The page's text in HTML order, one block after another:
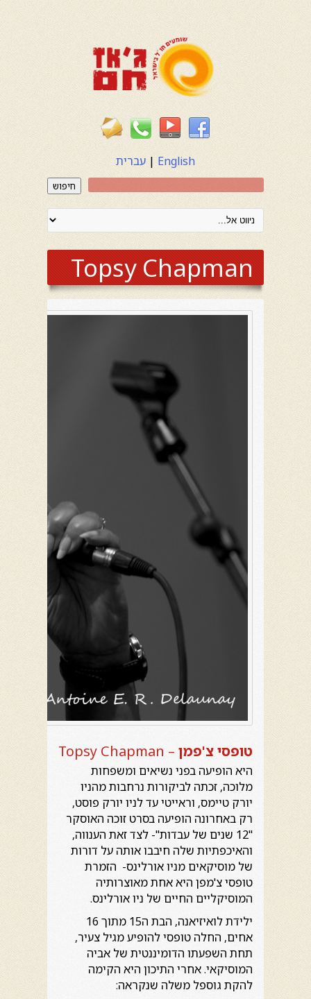
English
| עברית
חיפוש
Topsy Chapman
Topsy Chapman – טופסי צ'פמן
היא הופיעה בפני נשיאים ומשפחות
מלוכה, זכתה לביקורות נרחבות מהניו
יורק טיימס, וראייטי עד לניו יורק פוסט,
רק באחרונה הופיעה בסרט זוכה האוסקר
"12 שנים של עבדות"- לצד זאת הענווה,
והאיכפתיות שלה חיבבו אותה על דורות
של מוסיקאים מניו אורלינס- הזמרת
טופסי צ'מפן היא אחת מאוצרותיה
המוסיקליים החיים של ניו אורלינס.
ילידת לואיזיאנה, הבת ה15 מתוך 16
אחים, החלה טופסי להופיע מגיל צעיר,
תחת השפעתו הדומיננטית של אביה
המוסיקאי. אחרי התיכון היא הקימה
להקת גוספל משלה שנקראה: